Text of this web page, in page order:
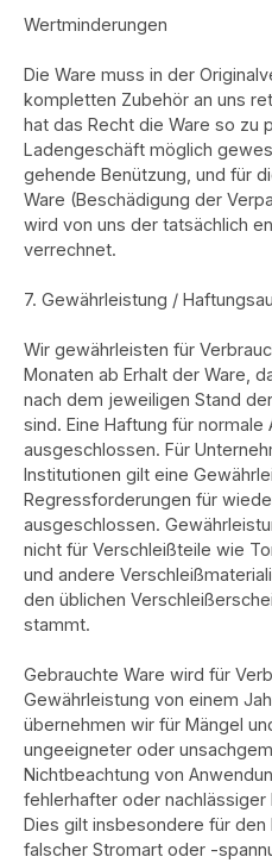
Wertminderungen
Die Ware muss in der
kompletten Zubehör an uns
hat das Recht die Ware so zu
Ladengeschäft möglich
gehende Benützung, und für
Ware (Beschädigung der
wird von uns der tatsächlich
verrechnet.
7. Gewährleistung /
Wir gewährleisten für
Monaten ab Erhalt der Ware,
nach dem jeweiligen Stand
sind. Eine Haftung für normale
ausgeschlossen. Für
Institutionen gilt eine
Regressforderungen für
ausgeschlossen.
nicht für Verschleißteile wie
und andere
den üblichen
stammt.
Gebrauchte Ware wird für
Gewährleistung von einem
übernehmen wir für Mängel
ungeeigneter oder
Nichtbeachtung von
fehlerhafter oder nachlässiger
Dies gilt insbesondere für
falscher Stromart oder -